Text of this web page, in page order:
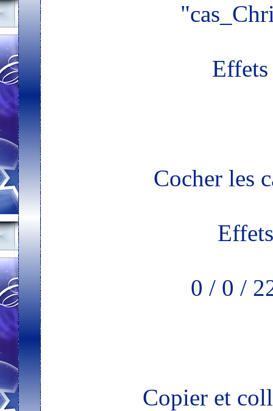
Cocher les
0 / 0 /
Copier et